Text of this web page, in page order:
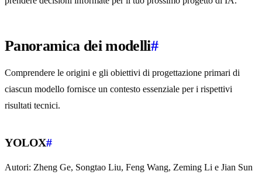
Panoramica dei modelli#
Comprendere le origini e gli obiettivi di progettazione primari di
ciascun modello fornisce un contesto essenziale per i rispettivi
risultati tecnici.
YOLOX#
Autori: Zheng Ge, Songtao Liu, Feng Wang, Zeming Li e Jian Sun